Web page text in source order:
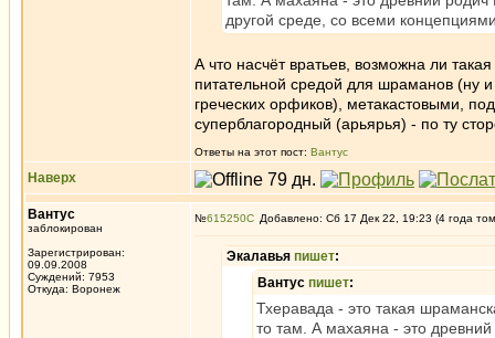
другой среде, со всеми
А что насчёт вратьев, возможна ли
питательной средой для шраманов (ну
греческих орфиков), метакастовыми,
суперблагородный (арьярья) - по ту
Ответы на этот пост: Вантус
Наверх
Вантус
заблокирован
Зарегистрирован:
09.09.2008
Суждений: 7953
Откуда: Воронеж
№615250 Добавлено: Сб 17 Дек 22, 19:23 (4 года
Экалавья пишет:
Вантус пишет:
Тхеравада - это такая
то там. А махаяна - это